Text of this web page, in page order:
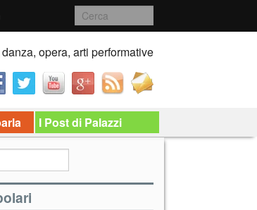
opera, arti performative
I Post di Palazzi